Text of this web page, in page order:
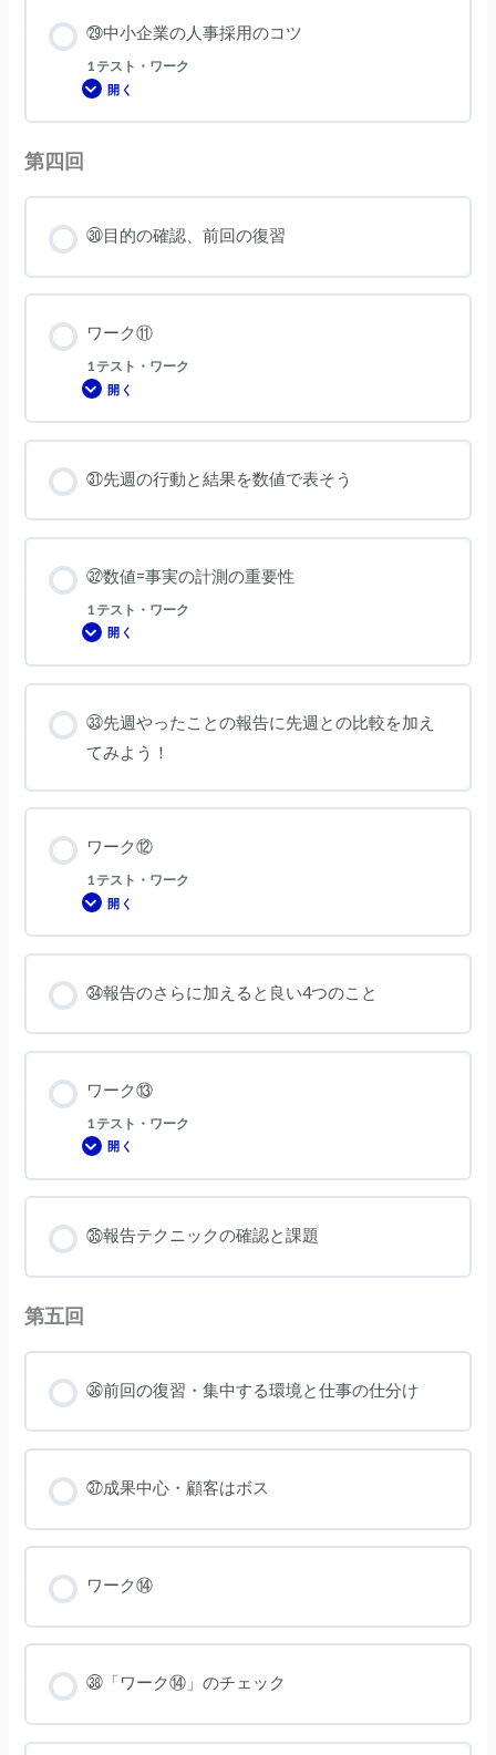
㉙中小企業の人事採用のコツ
1 テスト・ワーク
開く
㉙
小
事
の
第四回
㉚目的の確認、前回の復習
ワーク⑪
1 テスト・ワーク
開く
ワ
ク
⑪
㉛先週の行動と結果を数値で表そう
㉜数値=事実の計測の重要性
1 テスト・ワーク
開く
㉜
値
=
の
測
要
性
㉝先週やったことの報告に先週との比較を加え
てみよう！
ワーク⑫
1 テスト・ワーク
開く
ワ
ク
⑫
㉞報告のさらに加えると良い4つのこと
ワーク⑬
1 テスト・ワーク
開く
ワ
ク
⑬
㉟報告テクニックの確認と課題
第五回
㊱前回の復習・集中する環境と仕事の仕分け
㊲成果中心・顧客はボス
ワーク⑭
㊳「ワーク⑭」のチェック